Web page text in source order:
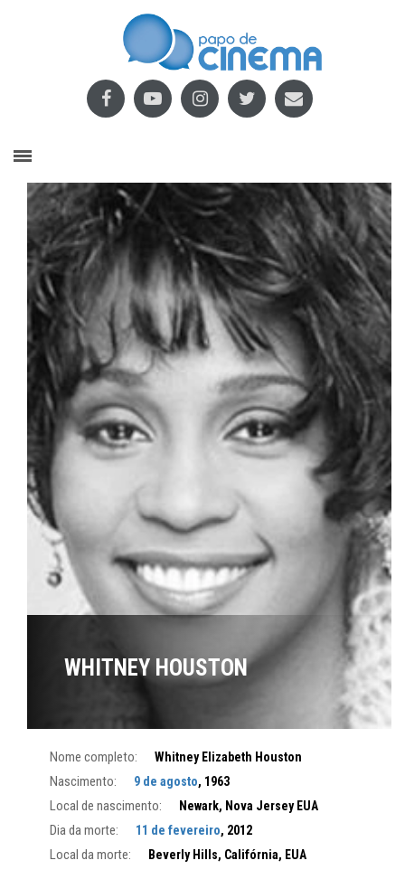
WHITNEY HOUSTON
Nome completo: Whitney Elizabeth Houston
Nascimento: 9 de agosto, 1963
Local de nascimento: Newark, Nova Jersey EUA
Dia da morte: 11 de fevereiro, 2012
Local da morte: Beverly Hills, Califórnia, EUA